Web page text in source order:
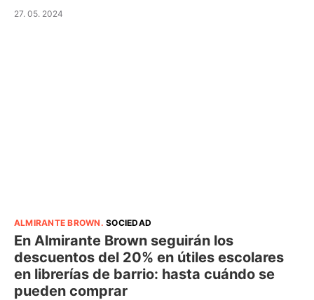
27. 05. 2024
ALMIRANTE BROWN .SOCIEDAD
En Almirante Brown seguirán los
descuentos del 20% en útiles escolares
en librerías de barrio: hasta cuándo se
pueden comprar